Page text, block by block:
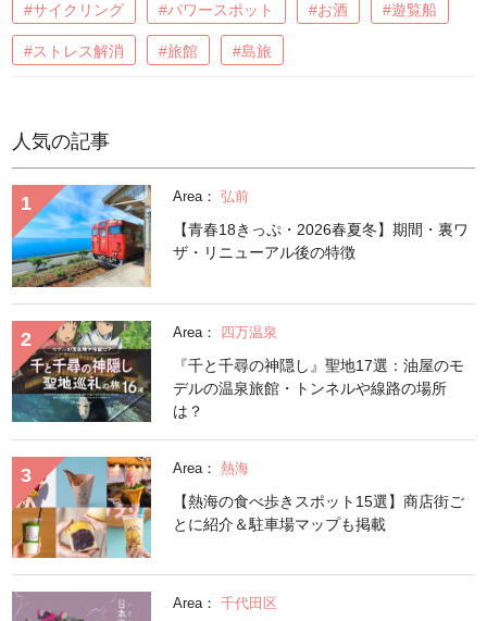
#サイクリング #パワースポット #お酒 #遊覧船
#ストレス解消 #旅館 #島旅
人気の記事
Area： 弘前
【青春18きっぷ・2026春夏冬】期間・裏ワ
ザ・リニューアル後の特徴
Area： 四万温泉
『千と千尋の神隠し』聖地17選：油屋のモ
デルの温泉旅館・トンネルや線路の場所
は？
Area： 熱海
【熱海の食べ歩きスポット15選】商店街ご
とに紹介＆駐車場マップも掲載
Area： 千代田区